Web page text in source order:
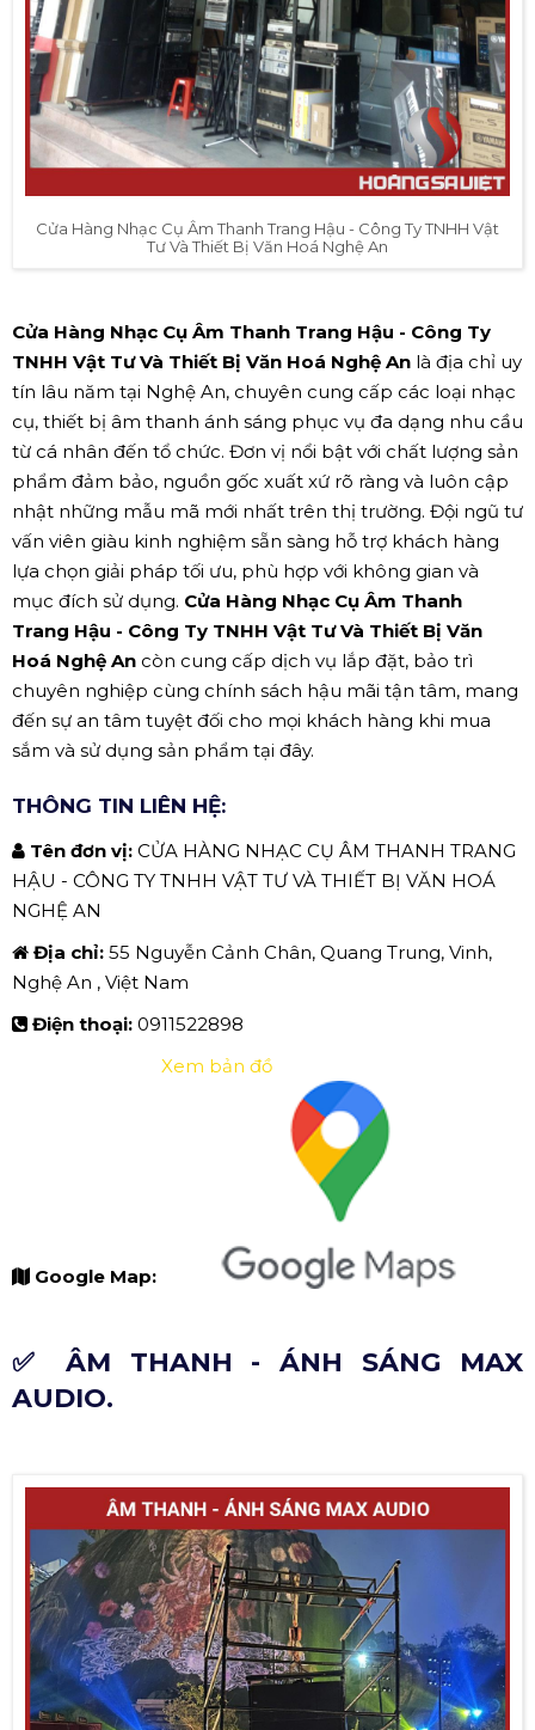
Cửa Hàng Nhạc Cụ Âm Thanh Trang Hậu - Công Ty TNHH Vật
Tư Và Thiết Bị Văn Hoá Nghệ An
Cửa Hàng Nhạc Cụ Âm Thanh Trang Hậu - Công Ty
TNHH Vật Tư Và Thiết Bị Văn Hoá Nghệ An là địa chỉ uy
tín lâu năm tại Nghệ An, chuyên cung cấp các loại nhạc
cụ, thiết bị âm thanh ánh sáng phục vụ đa dạng nhu cầu
từ cá nhân đến tổ chức. Đơn vị nổi bật với chất lượng sản
phẩm đảm bảo, nguồn gốc xuất xứ rõ ràng và luôn cập
nhật những mẫu mã mới nhất trên thị trường. Đội ngũ tư
vấn viên giàu kinh nghiệm sẵn sàng hỗ trợ khách hàng
lựa chọn giải pháp tối ưu, phù hợp với không gian và
mục đích sử dụng. Cửa Hàng Nhạc Cụ Âm Thanh
Trang Hậu - Công Ty TNHH Vật Tư Và Thiết Bị Văn
Hoá Nghệ An còn cung cấp dịch vụ lắp đặt, bảo trì
chuyên nghiệp cùng chính sách hậu mãi tận tâm, mang
đến sự an tâm tuyệt đối cho mọi khách hàng khi mua
sắm và sử dụng sản phẩm tại đây.
THÔNG TIN LIÊN HỆ:
Tên đơn vị: CỬA HÀNG NHẠC CỤ ÂM THANH TRANG
HẬU - CÔNG TY TNHH VẬT TƯ VÀ THIẾT BỊ VĂN HOÁ
NGHỆ AN
Địa chỉ: 55 Nguyễn Cảnh Chân, Quang Trung, Vinh,
Nghệ An , Việt Nam
Điện thoại: 0911522898
Google Map:
Xem bản đồ
✅ ÂM THANH - ÁNH SÁNG MAX
AUDIO.